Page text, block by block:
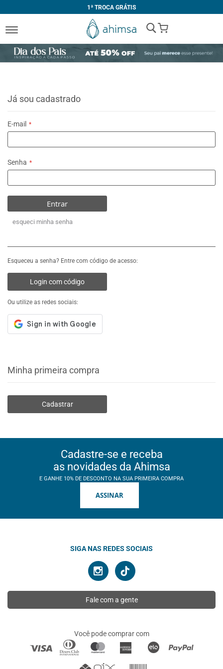
1ª TROCA GRÁTIS
My Cart
Já sou cadastrado
E-mail
Senha
Entrar
esqueci minha senha
Esqueceu a senha? Entre com código de acesso:
Login com código
Ou utilize as redes sociais:
Minha primeira compra
Cadastrar
Cadastre-se e receba
as novidades da Ahimsa
E GANHE 10% DE DESCONTO NA SUA PRIMEIRA COMPRA
ASSINAR
SIGA NAS REDES SOCIAIS
Fale com a gente
Você pode comprar com